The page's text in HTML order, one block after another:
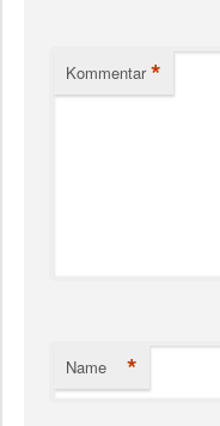
Kommentar *
Name *